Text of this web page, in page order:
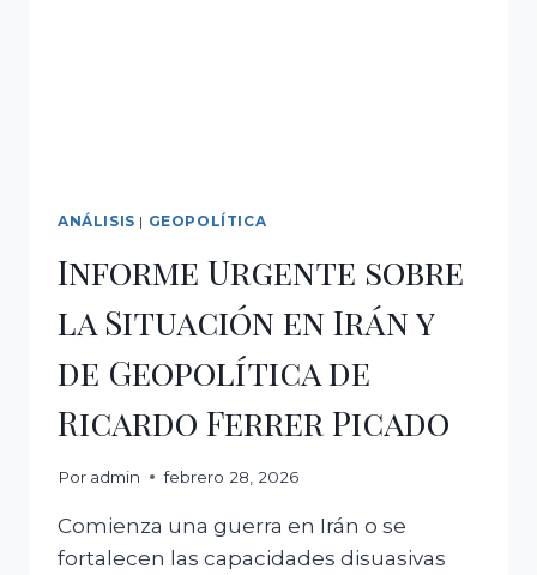
AMÉRICA
ANÁLISIS | GEOPOLÍTICA
Informe Urgente sobre
la Situación en Irán y
de Geopolítica de
Ricardo Ferrer Picado
Por admin febrero 28, 2026
Comienza una guerra en Irán o se
fortalecen las capacidades disuasivas